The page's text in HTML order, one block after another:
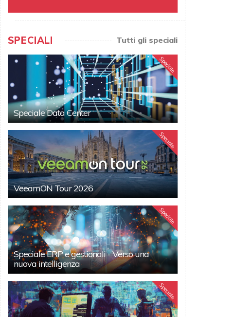
SPECIALI Tutti gli speciali
Speciale
Speciale Data Center
Speciale
VeeamON Tour 2026
Speciale
Speciale ERP e gestionali - Verso una
nuova intelligenza
Speciale